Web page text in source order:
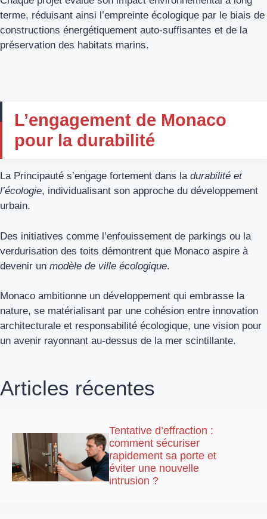
terme, réduisant ainsi l’empreinte écologique par le biais de
constructions énergétiquement auto-suffisantes et de la
préservation des habitats marins.
L’engagement de Monaco
pour la durabilité
La Principauté s’engage fortement dans la durabilité et
l’écologie, individualisant son approche du développement
urbain.
Des initiatives comme l’enfouissement de parkings ou la
verdurisation des toits démontrent que Monaco aspire à
devenir un modèle de ville écologique.
Monaco ambitionne un développement qui embrasse la
nature, se matérialisant par une cohésion entre innovation
architecturale et responsabilité écologique, une vision pour
un avenir rayonnant au-dessus de la mer scintillante.
Articles récentes
Tentative d’effraction :
comment sécuriser
rapidement sa porte et
éviter une nouvelle
intrusion ?